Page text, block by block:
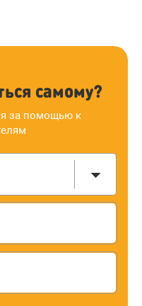
самому?
за помощью к